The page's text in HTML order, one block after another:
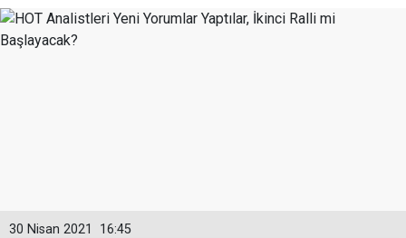
16:45
30 Nisan 2021